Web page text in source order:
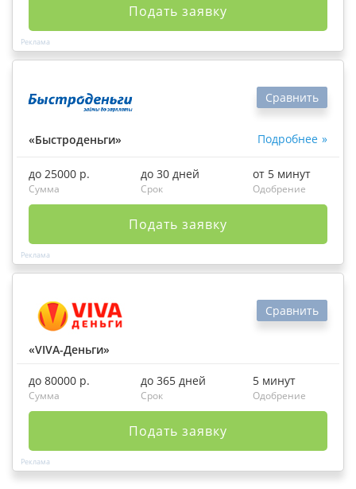
Подать заявку
«Быстроденьги» Подробнее
Сравнить
до 25000 р.
Сумма
до 30 дней
Срок
от 5 минут
Одобрение
Подать заявку
«VIVA-Деньги»
Сравнить
до 80000 р.
Сумма
до 365 дней
Срок
5 минут
Одобрение
Подать заявку